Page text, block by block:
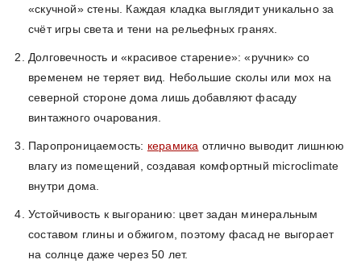
«скучной» стены. Каждая кладка выглядит уникально за
счёт игры света и тени на рельефных гранях.
Долговечность и «красивое старение»: «ручник» со
временем не теряет вид. Небольшие сколы или мох на
северной стороне дома лишь добавляют фасаду
винтажного очарования.
Паропроницаемость: керамика отлично выводит лишнюю
влагу из помещений, создавая комфортный microclimate
внутри дома.
Устойчивость к выгоранию: цвет задан минеральным
составом глины и обжигом, поэтому фасад не выгорает
на солнце даже через 50 лет.